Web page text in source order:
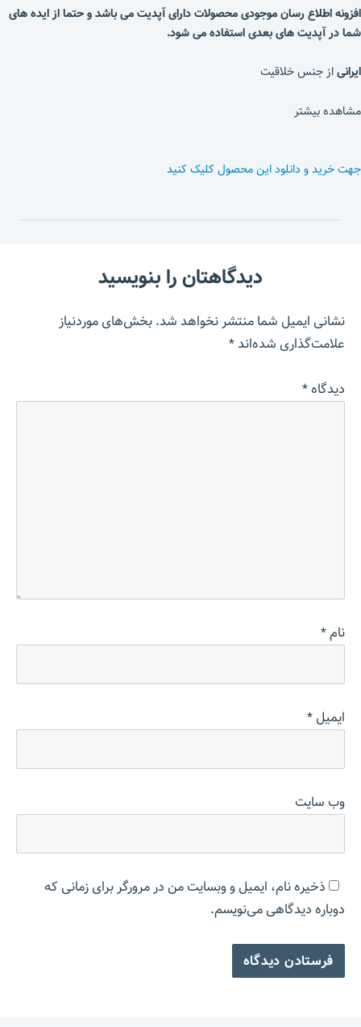
افزونه اطلاع رسان موجودی محصولات دارای آپدیت می باشد و حتما از ایده های
شما در آپدیت های بعدی استفاده می شود.
ایرانیاز جنس خلاقیت
مشاهده بیشتر
جهت خرید و دانلود این محصول کلیک کنید
دیدگاهتان را بنویسید
نشانی ایمیل شما منتشر نخواهد شد.بخش‌های موردنیاز
علامت‌گذاری شده‌اند*
دیدگاه*
نام*
ایمیل*
وب‌ سایت
ذخیره نام، ایمیل و وبسایت من در مرورگر برای زمانی که
دوباره دیدگاهی می‌نویسم.